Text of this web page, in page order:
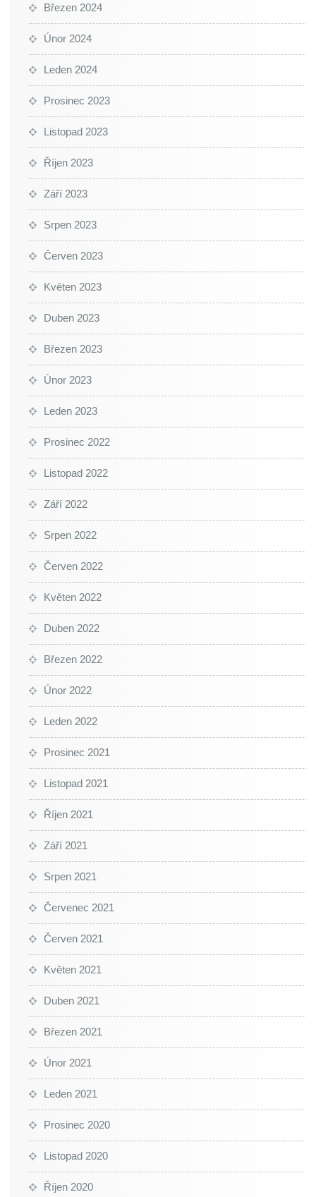
Březen 2024
Únor 2024
Leden 2024
Prosinec 2023
Listopad 2023
Říjen 2023
Září 2023
Srpen 2023
Červen 2023
Květen 2023
Duben 2023
Březen 2023
Únor 2023
Leden 2023
Prosinec 2022
Listopad 2022
Září 2022
Srpen 2022
Červen 2022
Květen 2022
Duben 2022
Březen 2022
Únor 2022
Leden 2022
Prosinec 2021
Listopad 2021
Říjen 2021
Září 2021
Srpen 2021
Červenec 2021
Červen 2021
Květen 2021
Duben 2021
Březen 2021
Únor 2021
Leden 2021
Prosinec 2020
Listopad 2020
Říjen 2020